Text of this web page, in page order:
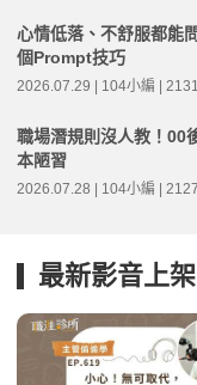
心情低落、不舒服都能
個Prompt技巧
2026.07.29 | 104小編 |
職場潛規則沒人教！00
本陋習
2026.07.28 | 104小編 |
最新影音上架